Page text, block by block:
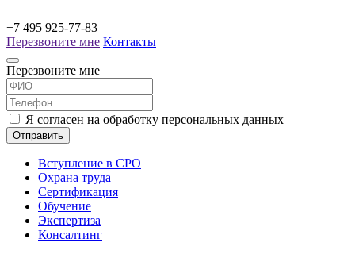
+7 495 925-77-83
Перезвоните мне Контакты
Перезвоните мне
Я согласен на обработку персональных данных
Отправить
Вступление в СРО
Охрана труда
Сертификация
Обучение
Экспертиза
Консалтинг